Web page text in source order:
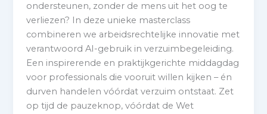
ondersteunen, zonder de mens uit het oog te
verliezen? In deze unieke masterclass
combineren we arbeidsrechtelijke innovatie met
verantwoord AI-gebruik in verzuimbegeleiding.
Een inspirerende en praktijkgerichte middagdag
voor professionals die vooruit willen kijken – én
durven handelen vóórdat verzuim ontstaat. Zet
op tijd de pauzeknop, vóórdat de Wet